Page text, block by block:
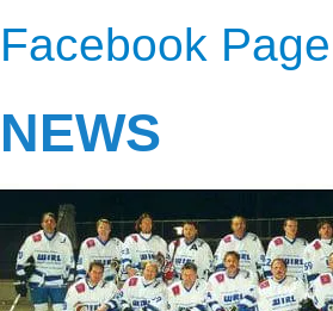
Facebook
NEWS